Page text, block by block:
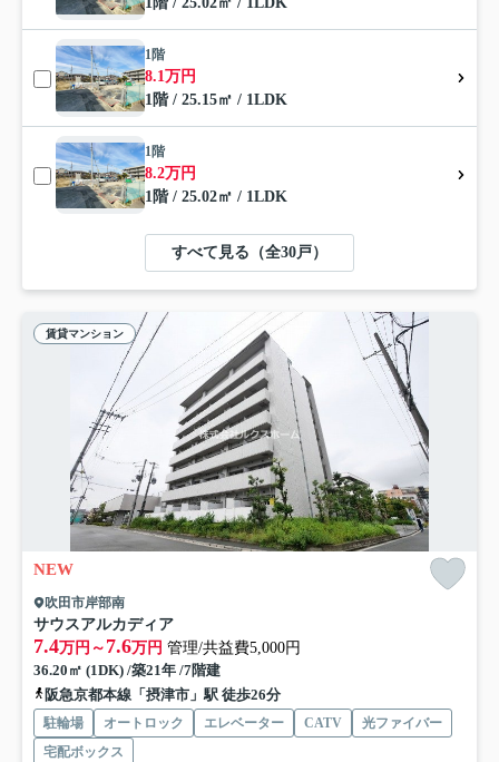
1階
8.1万円
1階 / 25.15㎡ / 1LDK
1階
8.2万円
1階 / 25.02㎡ / 1LDK
すべて見る（全30戸）
賃貸マンション
NEW
吹田市岸部南
サウスアルカディア
7.4万円～ 7.6万円 管理/共益費5,000円
36.20㎡ (1DK) /築21年 /7階建
阪急京都本線「摂津市」駅 徒歩26分
駐輪場 オートロック エレベーター CATV
光ファイバー
宅配ボックス